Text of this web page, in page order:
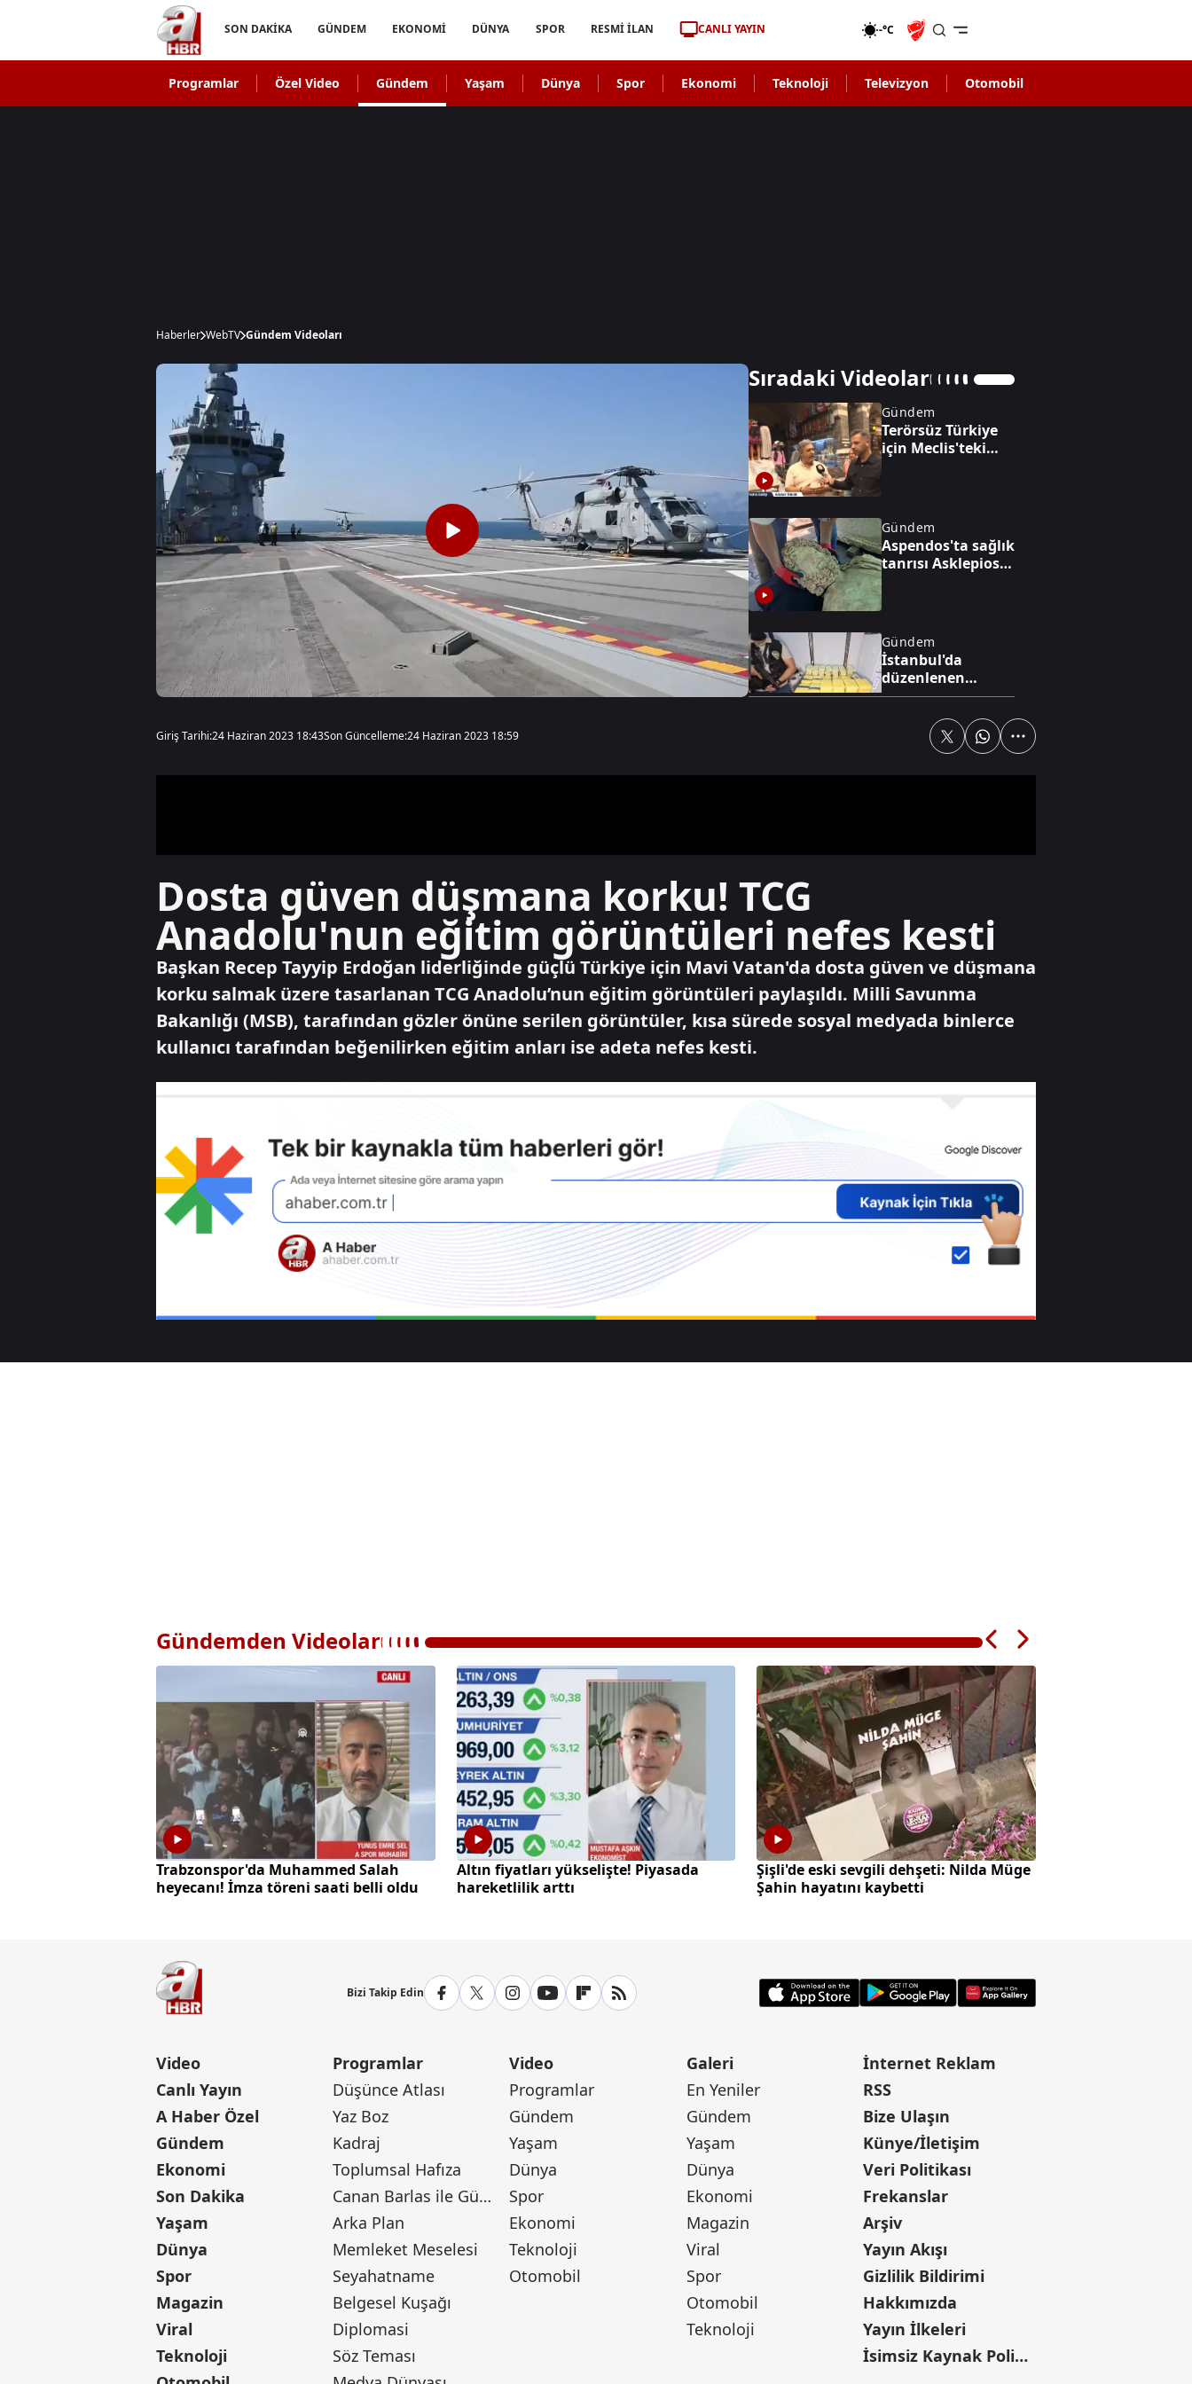
SON DAKİKA GÜNDEM EKONOMİ DÜNYA SPOR RESMİ İLAN CANLI YAYIN -°C
Programlar Özel Video Gündem Yaşam Dünya Spor Ekonomi Teknoloji Televizyon Otomobil
Haberler WebTV Gündem Videoları
Sıradaki Videolar
Gündem
Terörsüz Türkiye
için Meclis'teki
Gündem
Aspendos'ta sağlık
tanrısı Asklepios
Gündem
İstanbul'da
düzenlenen
operasyonda 62,9
uyuşturucu ele
geçirildi
Suriye Dışişleri
çöktü?
Gündem
İzmit
Belediyesinde
Giriş Tarihi:24 Haziran 2023 18:43Son Güncelleme:24 Haziran 2023 18:59
Dosta güven düşmana korku! TCG
Anadolu'nun eğitim görüntüleri nefes kesti
Başkan Recep Tayyip Erdoğan liderliğinde güçlü Türkiye için Mavi Vatan'da dosta güven ve düşmana
korku salmak üzere tasarlanan TCG Anadolu’nun eğitim görüntüleri paylaşıldı. Milli Savunma
Bakanlığı (MSB), tarafından gözler önüne serilen görüntüler, kısa sürede sosyal medyada binlerce
kullanıcı tarafından beğenilirken eğitim anları ise adeta nefes kesti.
Gündemden Videolar
Trabzonspor'da Muhammed Salah
heyecanı! İmza töreni saati belli oldu
Altın fiyatları yükselişte! Piyasada
hareketlilik arttı
Şişli'de eski sevgili dehşeti: Nilda Müge
Şahin hayatını kaybetti
Bizi Takip Edin
Video
Canlı Yayın
A Haber Özel
Gündem
Ekonomi
Son Dakika
Yaşam
Dünya
Spor
Magazin
Viral
Teknoloji
Programlar
Düşünce Atlası
Yaz Boz
Kadraj
Toplumsal Hafıza
Canan Barlas ile Gündem
Arka Plan
Memleket Meselesi
Seyahatname
Belgesel Kuşağı
Diplomasi
Söz Teması
Video
Programlar
Gündem
Yaşam
Dünya
Spor
Ekonomi
Teknoloji
Otomobil
Galeri
En Yeniler
Gündem
Yaşam
Dünya
Ekonomi
Magazin
Viral
Spor
Otomobil
Teknoloji
İnternet Reklam
RSS
Bize Ulaşın
Künye/İletişim
Veri Politikası
Frekanslar
Arşiv
Yayın Akışı
Gizlilik Bildirimi
Hakkımızda
Yayın İlkeleri
İsimsiz Kaynak Politikası